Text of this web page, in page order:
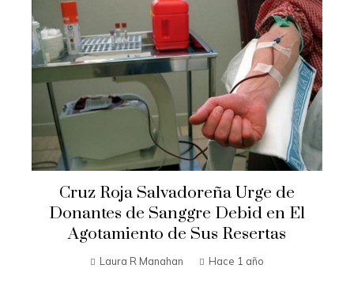
Cruz Roja Salvadoreña Urge de
Donantes de Sanggre Debid en El
Agotamiento de Sus Resertas
Laura R Manahan Hace 1 año